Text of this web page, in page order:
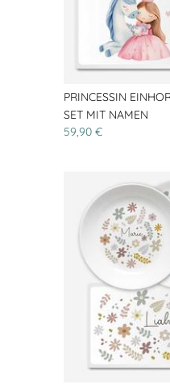
PRINCESSIN
SET MIT NAMEN
59,90 €